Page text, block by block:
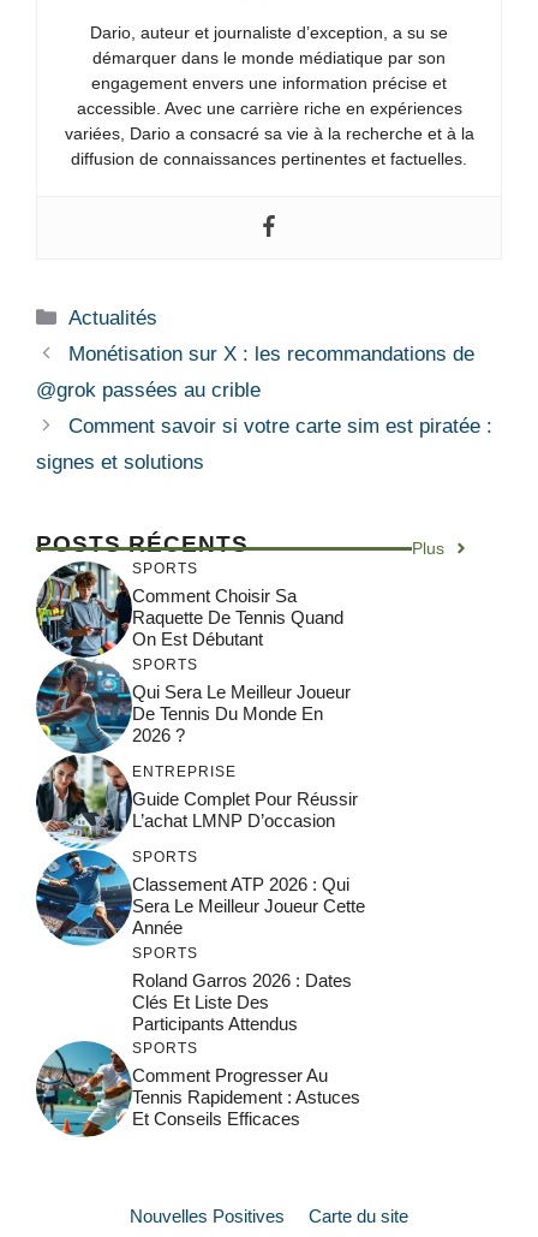
Dario, auteur et journaliste d’exception, a su se
démarquer dans le monde médiatique par son
engagement envers une information précise et
accessible. Avec une carrière riche en expériences
variées, Dario a consacré sa vie à la recherche et à la
diffusion de connaissances pertinentes et factuelles.
Catégories
Actualités
Monétisation sur X : les recommandations de
@grok passées au crible
Comment savoir si votre carte sim est piratée :
signes et solutions
POSTS RÉCENTS Plus
SPORTS
Comment Choisir Sa
Raquette De Tennis Quand
On Est Débutant
SPORTS
Qui Sera Le Meilleur Joueur
De Tennis Du Monde En
2026 ?
ENTREPRISE
Guide Complet Pour Réussir
L’achat LMNP D’occasion
SPORTS
Classement ATP 2026 : Qui
Sera Le Meilleur Joueur Cette
Année
SPORTS
Roland Garros 2026 : Dates
Clés Et Liste Des
Participants Attendus
SPORTS
Comment Progresser Au
Tennis Rapidement : Astuces
Et Conseils Efficaces
Nouvelles Positives Carte du site